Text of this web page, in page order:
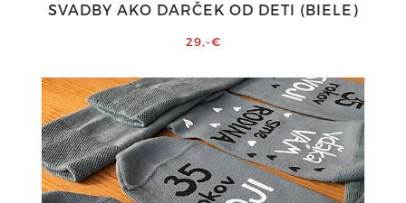
SVADBY AKO DARČEK OD DETI (BIELE)
29,-€